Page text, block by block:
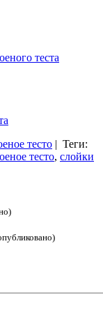
теста
тесто | Теги:
тесто, слойки